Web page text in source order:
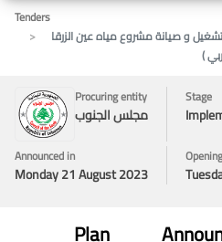
Tenders
و صيانة مشروع مياه عين الزرقا
)
Procuring entity
مجلس الجنوب
Stage
Announced in
Monday 21 August 2023
Plan